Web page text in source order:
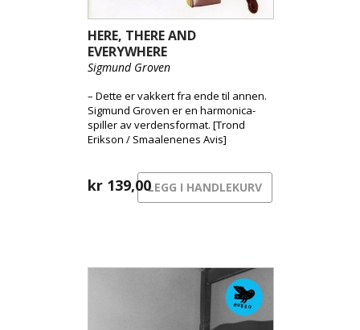
HERE, THERE AND
EVERYWHERE
Sigmund Groven
– Dette er vakkert fra ende til annen.
Sigmund Groven er en harmonica-
spiller av verdensformat. [Trond
Erikson / Smaalenenes Avis]
kr 139,00LEGG I HANDLEKURV